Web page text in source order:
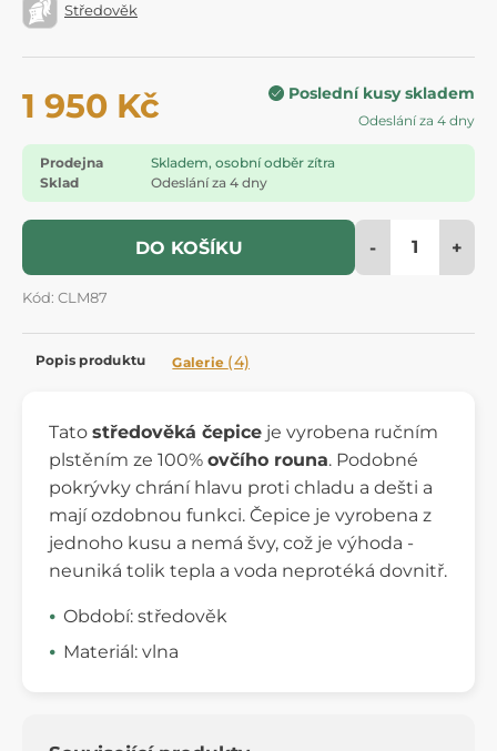
Středověk
1 950 Kč Poslední kusy skladem
Odeslání za 4 dny
Prodejna
Skladem, osobní odběr zítra
Sklad
Odeslání za 4 dny
DO KOŠÍKU - +
Kód: CLM87
Popis produktu Galerie (4)
Tato středověká čepice je vyrobena ručním
plstěním ze 100% ovčího rouna. Podobné
pokrývky chrání hlavu proti chladu a dešti a
mají ozdobnou funkci. Čepice je vyrobena z
jednoho kusu a nemá švy, což je výhoda -
neuniká tolik tepla a voda neprotéká dovnitř.
Období: středověk
Materiál: vlna